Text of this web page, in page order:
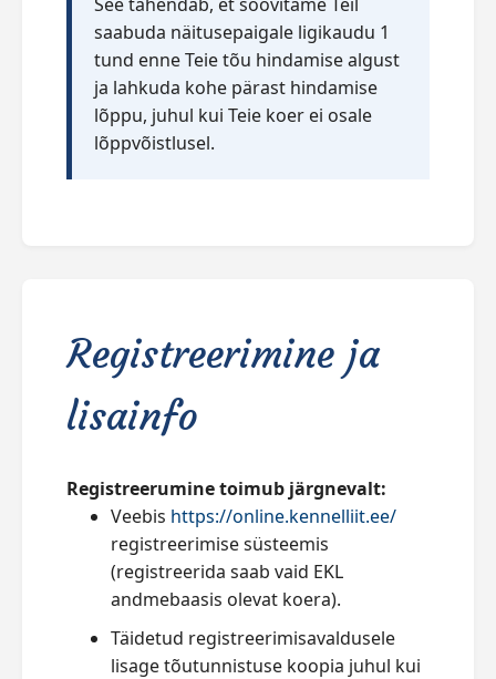
saabuda näitusepaigale ligikaudu 1
tund enne Teie tõu hindamise algust
ja lahkuda kohe pärast hindamise
lõppu, juhul kui Teie koer ei osale
lõppvõistlusel.
Registreerimine ja
lisainfo
Registreerumine toimub järgnevalt:
Veebis https://online.kennelliit.ee/
registreerimise süsteemis
(registreerida saab vaid EKL
andmebaasis olevat koera).
Täidetud registreerimisavaldusele
lisage tõutunnistuse koopia juhul kui